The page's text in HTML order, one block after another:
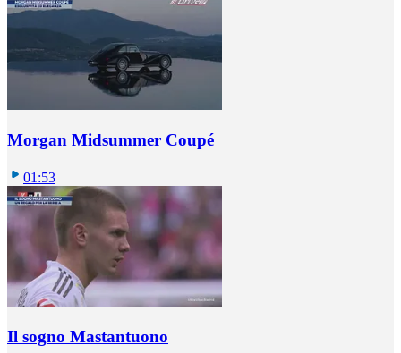
Morgan Midsummer Coupé
01:53
Il sogno Mastantuono